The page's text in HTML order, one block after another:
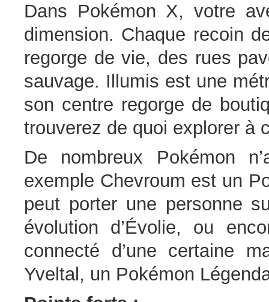
Dans Pokémon X, votre
dimension. Chaque recoin
regorge de vie, des rues
sauvage. Illumis est une
son centre regorge de
trouverez de quoi explorer à
De nombreux Pokémon
exemple Chevroum est un
peut porter une personne
évolution d’Évolie, ou
connecté d’une certaine
Yveltal, un Pokémon